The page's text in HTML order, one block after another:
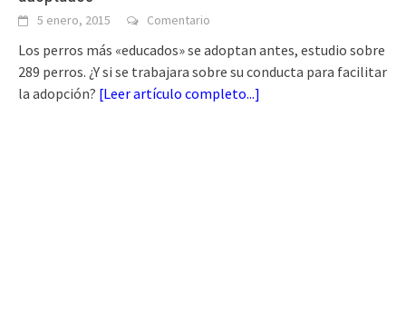
5 enero, 2015 Comentario
Los perros más «educados» se adoptan antes, estudio sobre
289 perros. ¿Y si se trabajara sobre su conducta para facilitar
la adopción? [Leer artículo completo...]